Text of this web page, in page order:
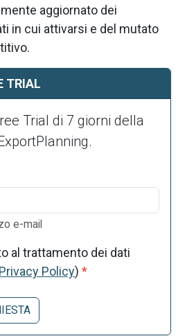
aggiornato dei
in cui attivarsi e del mutato
TRIAL
Trial di 7 giorni della
e-mail
al trattamento dei dati
Privacy Policy) *